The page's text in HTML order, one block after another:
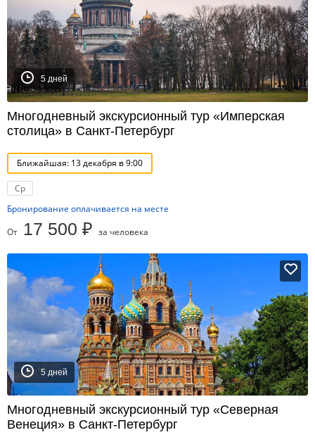
5 дней
Многодневный экскурсионный тур «Имперская
столица» в Санкт-Петербург
Ближайшая: 13 декабря в 9:00
Ср
Бронирование оплачивается на месте
От 17 500 ₽ за человека
5 дней
Многодневный экскурсионный тур «Северная
Венеция» в Санкт-Петербург